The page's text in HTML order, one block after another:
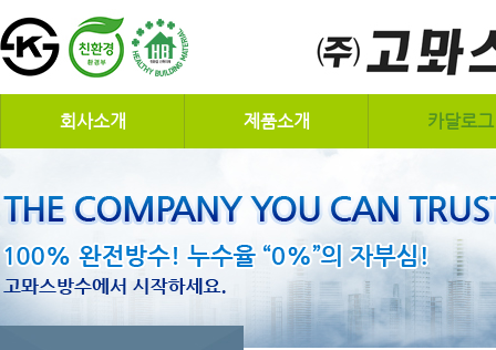
회사소개 제품소개 카달로그